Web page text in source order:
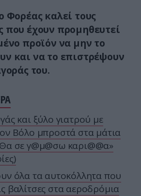
Φορέας καλεί τους
που έχουν προμηθευτεί
προϊόν να μην το
και να το επιστρέψουν
του.
και ξύλο γιατρού με
Βόλο μπροστά στα μάτια
σε γ@μ@σω καρι@@α»
όλα τα αυτοκόλλητα που
βαλίτσες στα αεροδρόμια